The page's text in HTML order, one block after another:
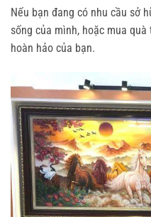
Nếu bạn đang có nhu cầu sở
sống của mình, hoặc mua
hoàn hảo của bạn.